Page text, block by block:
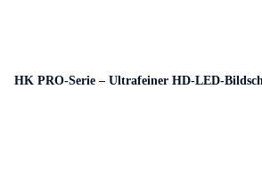
HK PRO-Serie – Ultrafeiner HD-LED-